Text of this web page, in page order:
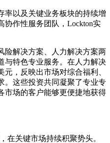
率以及关键业务板块的持续增
协作性服务团队，Lockton实
险解决方案、人力解决方案两
与特色专业服务。在人力解决
，反映出市场对综合福利、
。这些投资共同凝聚了专业专
市场的客户能够更便捷地获得
在关键市场持续积聚势头。